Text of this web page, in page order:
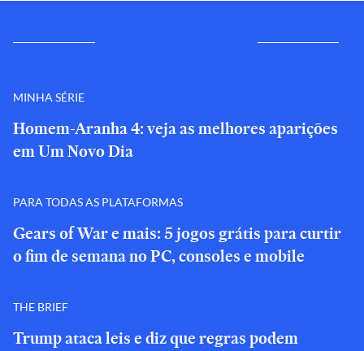
MINHA SÉRIE
Homem-Aranha 4: veja as melhores aparições
em Um Novo Dia
PARA TODAS AS PLATAFORMAS
Gears of War e mais: 5 jogos grátis para curtir
o fim de semana no PC, consoles e mobile
THE BRIEF
Trump ataca leis e diz que regras podem